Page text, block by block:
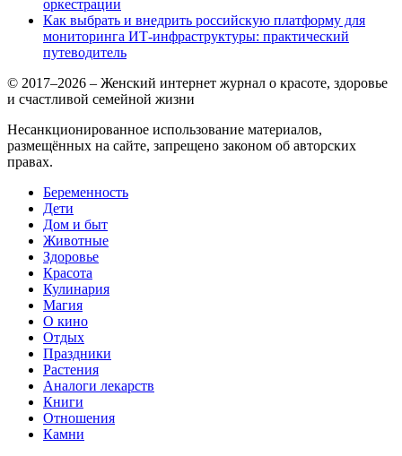
оркестрации
Как выбрать и внедрить российскую платформу для
мониторинга ИТ-инфраструктуры: практический
путеводитель
© 2017–2026 – Женский интернет журнал о красоте, здоровье
и счастливой семейной жизни
Несанкционированное использование материалов,
размещённых на сайте, запрещено законом об авторских
правах.
Беременность
Дети
Дом и быт
Животные
Здоровье
Красота
Кулинария
Магия
О кино
Отдых
Праздники
Растения
Аналоги лекарств
Книги
Отношения
Камни